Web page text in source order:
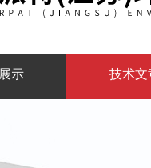
示 技术文